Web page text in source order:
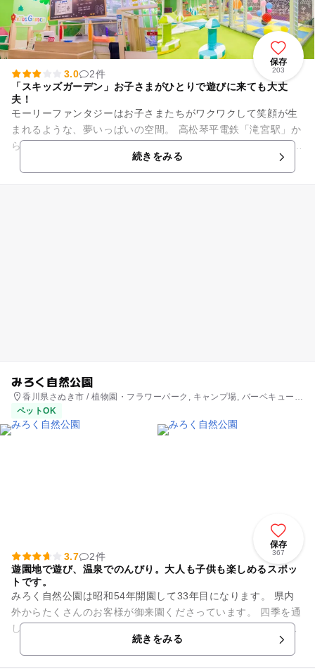
保存
203
3.0
2件
「スキッズガーデン」お子さまがひとりで遊びに来ても大丈
夫！
モーリーファンタジーはお子さまたちがワクワクして笑顔が生
まれるような、夢いっぱいの空間。 高松琴平電鉄「滝宮駅」か
ら徒歩12分ほどのイオンモール綾川に出店しています。 ショッ
続きをみる
みろく自然公園
香川県さぬき市 / 植物園・フラワーパーク, キャンプ場, バーベキュー,
アスレチック, 公園・総合公園
ペットOK
保存
367
3.7
2件
遊園地で遊び、温泉でのんびり。大人も子供も楽しめるスポッ
トです。
みろく自然公園は昭和54年開園して33年目になります。 県内
外からたくさんのお客様が御来園くださっています。 四季を通
して花々との語らいが楽しい「みろく自然公園」は、ログハウ
続きをみる